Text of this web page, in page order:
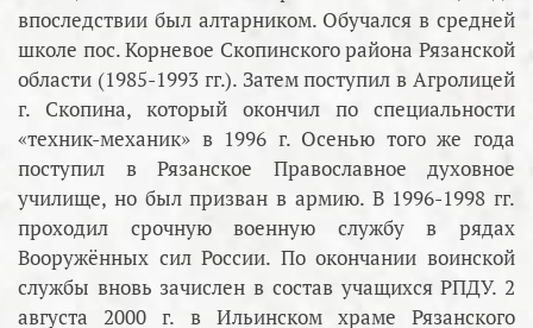
впоследствии был алтарником. Обучался в средней
школе пос. Корневое Скопинского района Рязанской
области (1985-1993 гг.). Затем поступил в Агролицей
г. Скопина, который окончил по специальности
«техник-механик» в 1996 г. Осенью того же года
поступил в Рязанское Православное духовное
училище, но был призван в армию. В 1996-1998 гг.
проходил срочную военную службу в рядах
Вооружённых сил России. По окончании воинской
службы вновь зачислен в состав учащихся РПДУ. 2
августа 2000 г. в Ильинском храме Рязанского